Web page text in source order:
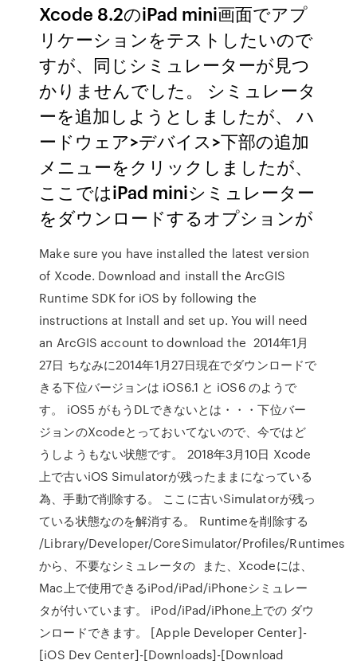
Xcode 8.2のiPad mini画面でアプ
リケーションをテストしたいので
すが、同じシミュレーターが見つ
かりませんでした。 シミュレータ
ーを追加しようとしましたが、 ハ
ードウェア>デバイス>下部の追加
メニューをクリックしましたが、
ここではiPad miniシミュレーター
をダウンロードするオプションが
Make sure you have installed the latest version
of Xcode. Download and install the ArcGIS
Runtime SDK for iOS by following the
instructions at Install and set up. You will need
an ArcGIS account to download the 2014年1月
27日 ちなみに2014年1月27日現在でダウンロードで
きる下位バージョンは iOS6.1 と iOS6 のようで
す。 iOS5 がもうDLできないとは・・・下位バー
ジョンのXcodeとっておいてないので、今ではど
うしようもない状態です。 2018年3月10日 Xcode
上で古いiOS Simulatorが残ったままになっている
為、手動で削除する。 ここに古いSimulatorが残っ
ている状態なのを解消する。 Runtimeを削除する
/Library/Developer/CoreSimulator/Profiles/Runtimes
から、不要なシミュレータの また、Xcodeには、
Mac上で使用できるiPod/iPad/iPhoneシミュレー
タが付いています。 iPod/iPad/iPhone上での ダウ
ンロードできます。 [Apple Developer Center]-
[iOS Dev Center]-[Downloads]-[Download